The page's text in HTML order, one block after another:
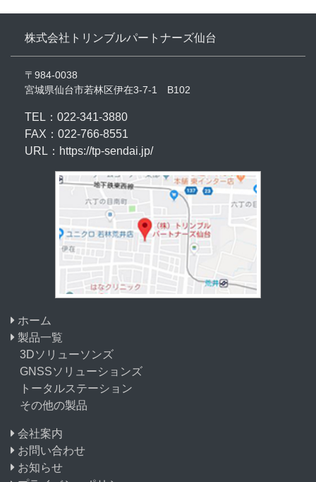
株式会社トリンブルパートナーズ仙台
〒984-0038
宮城県仙台市若林区伊在3-7-1 B102
TEL：022-341-3880
FAX：022-766-8551
URL： https://tp-sendai.jp/
ホーム
製品一覧
3Dソリューソンズ
GNSSソリューションズ
トータルステーション
その他の製品
会社案内
お問い合わせ
お知らせ